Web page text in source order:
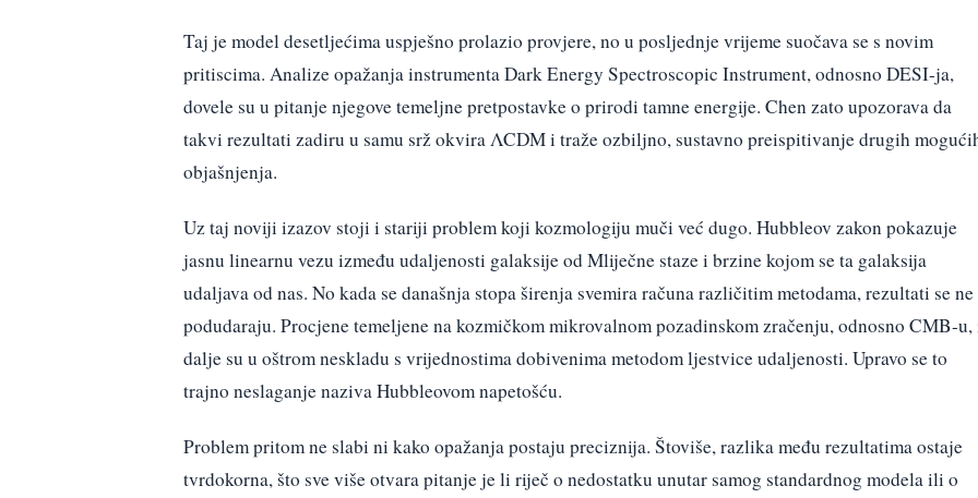
Taj je model desetljećima uspješno prolazio provjere, no u posljednje vrijeme suočava se s novim
pritiscima. Analize opažanja instrumenta Dark Energy Spectroscopic Instrument, odnosno DESI-ja,
dovele su u pitanje njegove temeljne pretpostavke o prirodi tamne energije. Chen zato upozorava da
takvi rezultati zadiru u samu srž okvira ΛCDM i traže ozbiljno, sustavno preispitivanje drugih
objašnjenja.
Uz taj noviji izazov stoji i stariji problem koji kozmologiju muči već dugo. Hubbleov zakon pokazuje
jasnu linearnu vezu između udaljenosti galaksije od Mliječne staze i brzine kojom se ta galaksija
udaljava od nas. No kada se današnja stopa širenja svemira računa različitim metodama, rezultati se ne
podudaraju. Procjene temeljene na kozmičkom mikrovalnom pozadinskom zračenju, odnosno CMB-u,
dalje su u oštrom neskladu s vrijednostima dobivenima metodom ljestvice udaljenosti. Upravo se to
trajno neslaganje naziva Hubbleovom napetošću.
Problem pritom ne slabi ni kako opažanja postaju preciznija. Štoviše, razlika među rezultatima ostaje
tvrdokorna, što sve više otvara pitanje je li riječ o nedostatku unutar samog standardnog modela ili o